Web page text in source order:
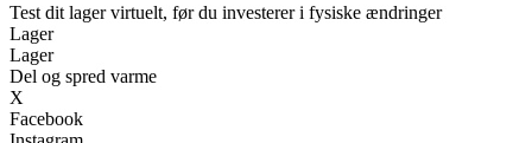
Test dit lager virtuelt, før du investerer i fysiske ændringer
Lager
Lager
Del og spred varme
X
Facebook